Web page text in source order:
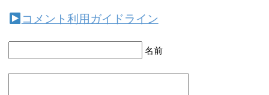
コメント利用ガイドライン
名前